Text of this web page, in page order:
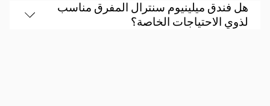
هل فندق ميلينيوم سنترال المفرق مناسب
لذوي الاحتياجات الخاصة؟